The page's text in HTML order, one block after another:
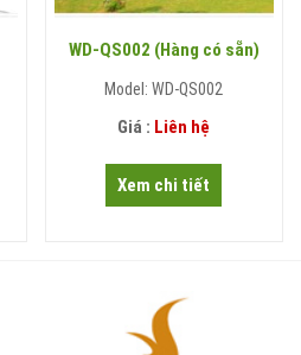
WD-QS002 (Hàng có sẵn)
Model: WD-QS002
Giá : Liên hệ
Xem chi tiết